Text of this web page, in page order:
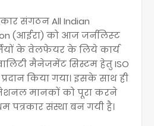
संगठन All Indian
(आईरा) को आज जर्नलिस्‍ट
के वेलफेयर के लिये कार्य
मैनेजमेंट सिस्टम हेतु ISO
प्रदान किया गया। इसके साथ ही
मानकों को पूरा करने
पत्रकार संस्था बन गयी है।